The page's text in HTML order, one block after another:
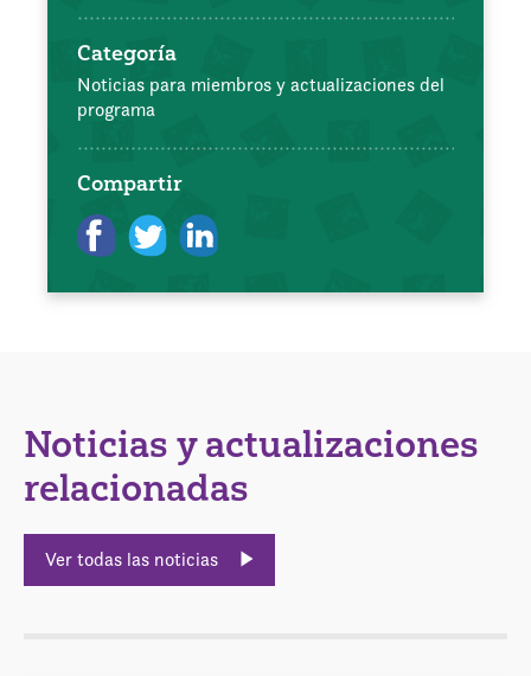
Categoría
Noticias para miembros y actualizaciones del
programa
Compartir
Noticias y actualizaciones
relacionadas
Ver todas las noticias